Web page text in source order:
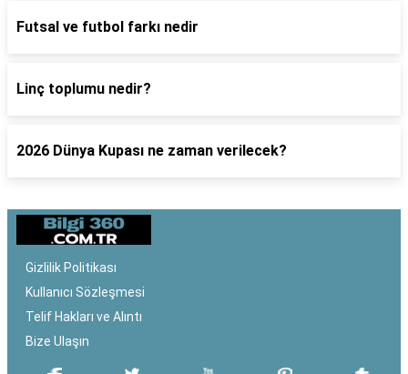
Futsal ve futbol farkı nedir
Linç toplumu nedir?
2026 Dünya Kupası ne zaman verilecek?
Gizlilik Politikası
Kullanıcı Sözleşmesi
Telif Hakları ve Alıntı
Bize Ulaşın